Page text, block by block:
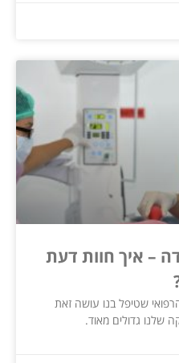
– איך חוות דעת
שטיפל בנו עושה זאת
שלנו גדולים מאוד.